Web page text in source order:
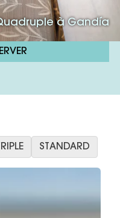
à Gandía
À Gandía | SITE
STANDARD